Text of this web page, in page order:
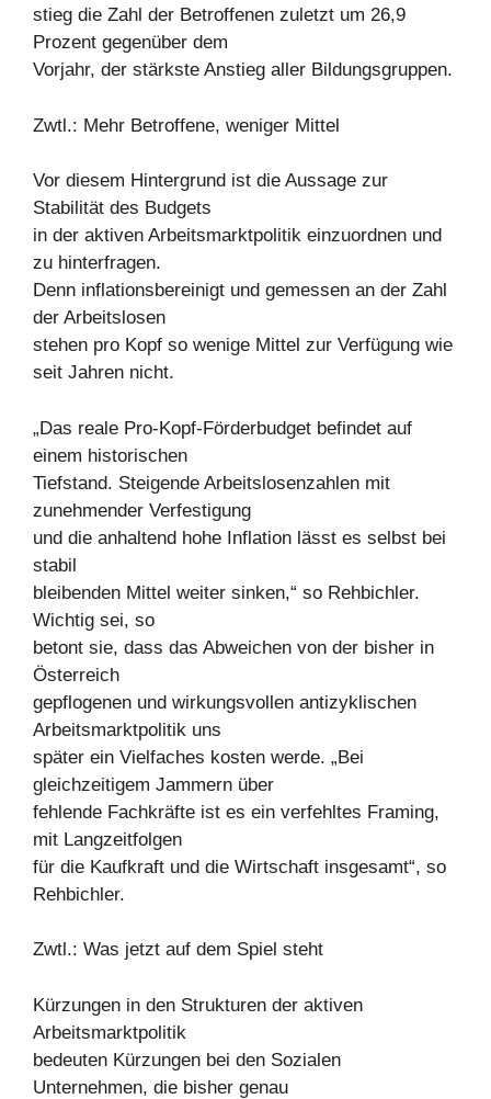
stieg die Zahl der Betroffenen zuletzt um 26,9
Prozent gegenüber dem
Vorjahr, der stärkste Anstieg aller Bildungsgruppen.
Zwtl.: Mehr Betroffene, weniger Mittel
Vor diesem Hintergrund ist die Aussage zur
Stabilität des Budgets
in der aktiven Arbeitsmarktpolitik einzuordnen und
zu hinterfragen.
Denn inflationsbereinigt und gemessen an der Zahl
der Arbeitslosen
stehen pro Kopf so wenige Mittel zur Verfügung wie
seit Jahren nicht.
„Das reale Pro-Kopf-Förderbudget befindet auf
einem historischen
Tiefstand. Steigende Arbeitslosenzahlen mit
zunehmender Verfestigung
und die anhaltend hohe Inflation lässt es selbst bei
stabil
bleibenden Mittel weiter sinken,“ so Rehbichler.
Wichtig sei, so
betont sie, dass das Abweichen von der bisher in
Österreich
gepflogenen und wirkungsvollen antizyklischen
Arbeitsmarktpolitik uns
später ein Vielfaches kosten werde. „Bei
gleichzeitigem Jammern über
fehlende Fachkräfte ist es ein verfehltes Framing,
mit Langzeitfolgen
für die Kaufkraft und die Wirtschaft insgesamt“, so
Rehbichler.
Zwtl.: Was jetzt auf dem Spiel steht
Kürzungen in den Strukturen der aktiven
Arbeitsmarktpolitik
bedeuten Kürzungen bei den Sozialen
Unternehmen, die bisher genau